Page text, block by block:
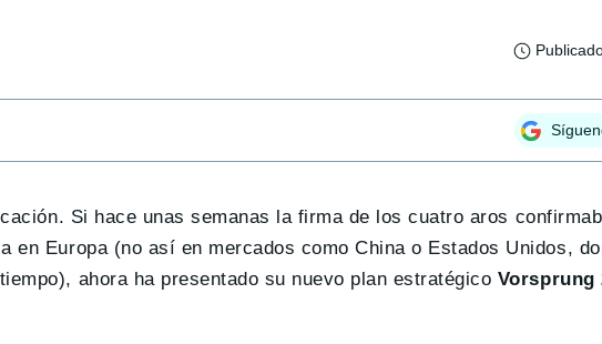
Si hace unas semanas la firma de los cuatro aros
en Europa (no así en mercados como China o Estados Unidos,
ahora ha presentado su nuevo plan estratégico Vorsprung